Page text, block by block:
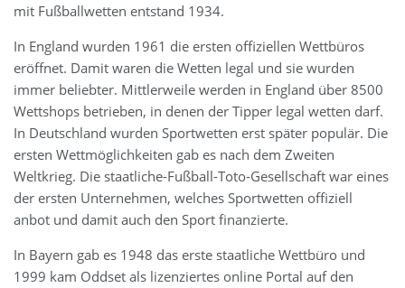
mit Fußballwetten entstand 1934.
In England wurden 1961 die ersten offiziellen Wettbüros
eröffnet. Damit waren die Wetten legal und sie wurden
immer beliebter. Mittlerweile werden in England über 8500
Wettshops betrieben, in denen der Tipper legal wetten darf.
In Deutschland wurden Sportwetten erst später populär. Die
ersten Wettmöglichkeiten gab es nach dem Zweiten
Weltkrieg. Die staatliche-Fußball-Toto-Gesellschaft war eines
der ersten Unternehmen, welches Sportwetten offiziell
anbot und damit auch den Sport finanzierte.
In Bayern gab es 1948 das erste staatliche Wettbüro und
1999 kam Oddset als lizenziertes online Portal auf den